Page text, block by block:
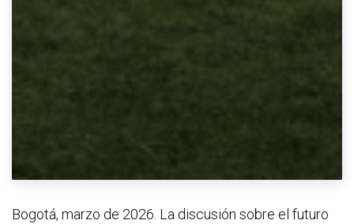
Bogotá, marzo de 2026. La discusión sobre el futuro